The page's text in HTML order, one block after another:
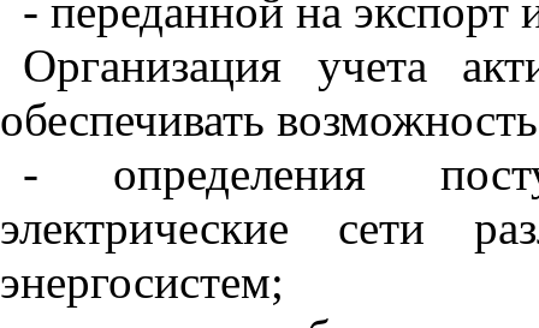
- переданной на
Организация учета
обеспечивать
- определения
электрические сети
энергосистем;